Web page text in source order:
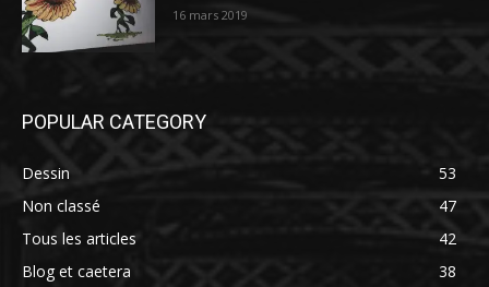
16 mars 2019
POPULAR CATEGORY
Dessin
53
Non classé
47
Tous les articles
42
Blog et caetera
38